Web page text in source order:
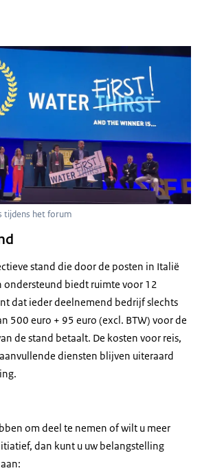
tijdens het forum
stand die door de posten in Italië
ondersteund biedt ruimte voor 12
dat ieder deelnemend bedrijf slechts
500 euro + 95 euro (excl. BTW) voor de
de stand betaalt. De kosten voor reis,
diensten blijven uiteraard
om deel te nemen of wilt u meer
dan kunt u uw belangstelling